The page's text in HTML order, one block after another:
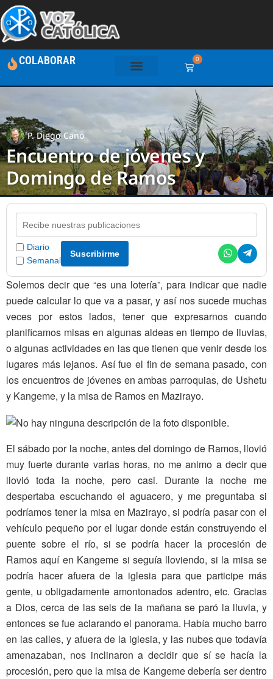
COLABORAR 0
P. Diego Cano
Encuentro de jóvenes y
Domingo de Ramos
Diario
Semanal
Suscribirme
Solemos decir que “es una lotería”, para indicar que nadie
puede calcular lo que va a pasar, y así nos sucede muchas
veces por estos lados, tener que expresarnos cuando
planificamos misas en algunas aldeas en tiempo de lluvias,
o algunas actividades en las que tienen que venir desde los
lugares más lejanos. Así fue el fin de semana pasado, con
los encuentros de jóvenes en ambas parroquias, de Ushetu
y Kangeme, y la misa de Ramos en Mazirayo.
El sábado por la noche, antes del domingo de Ramos, llovió
muy fuerte durante varias horas, no me animo a decir que
llovió toda la noche, pero casi. Durante la noche me
despertaba escuchando el aguacero, y me preguntaba si
podríamos tener la misa en Mazirayo, si podría pasar con el
vehículo pequeño por el lugar donde están construyendo el
puente sobre el río, si se podría hacer la procesión de
Ramos aquí en Kangeme si seguía lloviendo, si la misa se
podría hacer afuera de la iglesia para que participe más
gente, u obligadamente amontonados adentro, etc. Gracias
a Dios, cerca de las seis de la mañana se paró la lluvia, y
entonces se fue aclarando el panorama. Había mucho barro
en las calles, y afuera de la iglesia, y las nubes que todavía
amenazaban, nos inclinaron a decidir que sí se hacía la
procesión, pero que la misa de Kangeme debería ser dentro